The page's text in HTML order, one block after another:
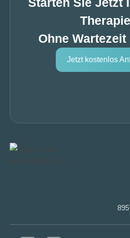
Ohne
Jetzt kostenlos